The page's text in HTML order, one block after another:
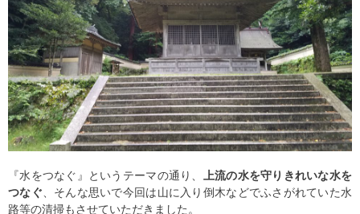
『水をつなぐ』というテーマの通り、
上流の水を守りきれいな水を
つなぐ 、そんな思いで今回は山に入り倒木などでふさがれていた水
路等の清掃もさせていただきました。